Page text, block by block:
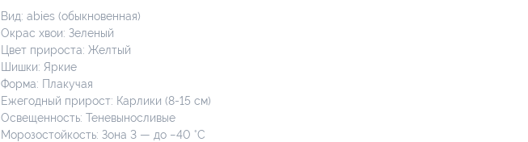
Вид: abies (обыкновенная)
Окрас хвои: Зеленый
Цвет прироста: Желтый
Шишки: Яркие
Форма: Плакучая
Ежегодный прирост: Карлики (8-15 см)
Освещенность: Теневыносливые
Морозостойкость: Зона 3 — до −40 °C